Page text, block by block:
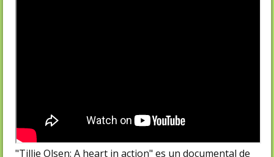
"Tillie Olsen: A heart in action" es un documental de